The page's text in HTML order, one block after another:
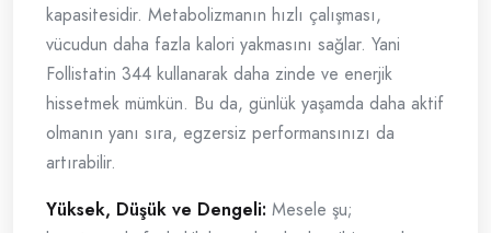
kapasitesidir. Metabolizmanın hızlı çalışması,
vücudun daha fazla kalori yakmasını sağlar. Yani
Follistatin 344 kullanarak daha zinde ve enerjik
hissetmek mümkün. Bu da, günlük yaşamda daha aktif
olmanın yanı sıra, egzersiz performansınızı da
artırabilir.
Yüksek, Düşük ve Dengeli: Mesele şu;